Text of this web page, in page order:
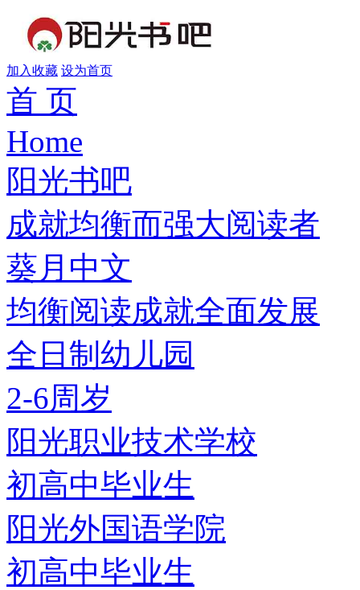
加入收藏 设为首页
首 页
Home
阳光书吧
成就均衡而强大阅读者
葵月中文
均衡阅读成就全面发展
全日制幼儿园
2-6周岁
阳光职业技术学校
初高中毕业生
阳光外国语学院
初高中毕业生